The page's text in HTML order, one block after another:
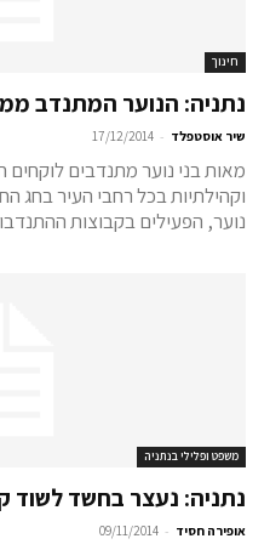
חינוך
נתניה: הנוער המתנדב
שיר אוסטפלד -
17/12/2014
מאות בני נוער מתנדבים לוקחים
וקהילתיות בכל רחבי העיר בחג
נוער, הפעילים בקבוצות
משפט ופלילי בנתניה
נתניה: נעצר בחשד לשוד
אופירה חסיד -
09/11/2014